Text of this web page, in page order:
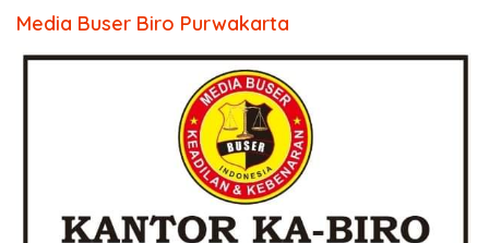
Media Buser Biro Purwakarta